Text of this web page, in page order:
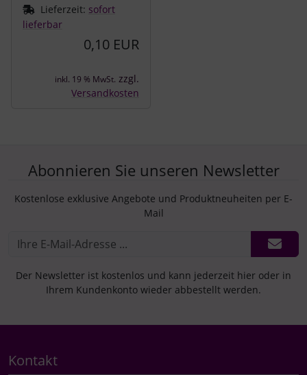
Lieferzeit: sofort
lieferbar
0,10 EUR
inkl. 19 % MwSt. zzgl.
Versandkosten
Abonnieren Sie unseren Newsletter
Kostenlose exklusive Angebote und Produktneuheiten per E-
Mail
Der Newsletter ist kostenlos und kann jederzeit hier oder in
Ihrem Kundenkonto wieder abbestellt werden.
Kontakt